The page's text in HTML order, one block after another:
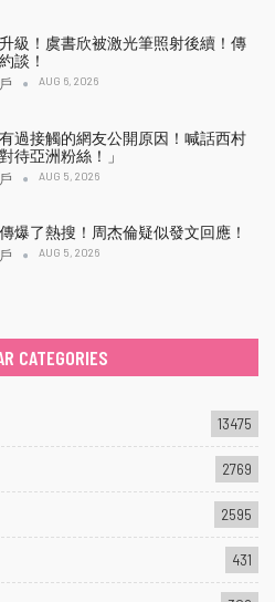
級！虞書欣被激光筆照射後續！傳
談！
AUG 6, 2026
過接觸的網友公開原因！喊話西村
待亞洲粉絲！」
AUG 5, 2026
爆了熱搜！周杰倫疑似發文回應！
AUG 5, 2026
CATEGORIES
13475
2769
2595
431